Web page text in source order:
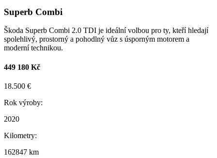
Superb Combi
Škoda Superb Combi 2.0 TDI je ideální volbou pro ty, kteří hledají
spolehlivý, prostorný a pohodlný vůz s úsporným motorem a
moderní technikou.
449 180 Kč
18.500 €
Rok výroby:
2020
Kilometry:
162847 km